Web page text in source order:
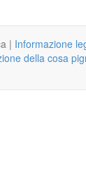
| Informazione
della cosa